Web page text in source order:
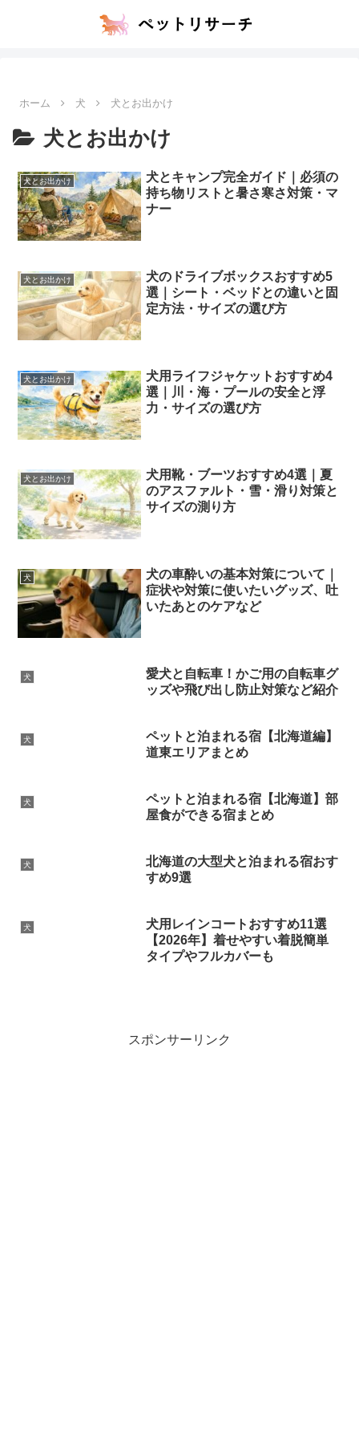
ホーム 犬 犬とお出かけ
犬とお出かけ
犬とお出かけ
犬とキャンプ完全ガイド｜必須の
持ち物リストと暑さ寒さ対策・マ
ナー
犬とお出かけ
犬のドライブボックスおすすめ5
選｜シート・ベッドとの違いと固
定方法・サイズの選び方
犬とお出かけ
犬用ライフジャケットおすすめ4
選｜川・海・プールの安全と浮
力・サイズの選び方
犬とお出かけ
犬用靴・ブーツおすすめ4選｜夏
のアスファルト・雪・滑り対策と
サイズの測り方
犬
犬の車酔いの基本対策について｜
症状や対策に使いたいグッズ、吐
いたあとのケアなど
犬
愛犬と自転車！かご用の自転車グ
ッズや飛び出し防止対策など紹介
犬
ペットと泊まれる宿【北海道編】
道東エリアまとめ
犬
ペットと泊まれる宿【北海道】部
屋食ができる宿まとめ
犬
北海道の大型犬と泊まれる宿おす
すめ9選
犬
犬用レインコートおすすめ11選
【2026年】着せやすい着脱簡単
タイプやフルカバーも
スポンサーリンク